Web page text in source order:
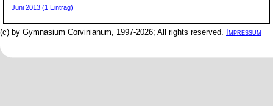
Juni 2013 (1 Eintrag)
(c) by Gymnasium Corvinianum, 1997-2026; All rights reserved. Impressum